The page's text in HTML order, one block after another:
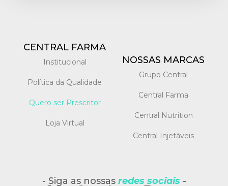
CENTRAL FARMA
Institucional
Política da Qualidade
Quero ser Prescritor
Loja Virtual
NOSSAS MARCAS
Grupo Central
Central Farma
Central Nutrition
Central Injetáveis
- Siga as nossas redes sociais -